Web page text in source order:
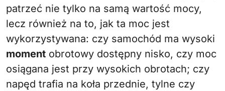
patrzeć nie tylko na samą wartość mocy,
lecz również na to, jak ta moc jest
wykorzystywana: czy samochód ma wysoki
moment obrotowy dostępny nisko, czy moc
osiągana jest przy wysokich obrotach; czy
napęd trafia na koła przednie, tylne czy